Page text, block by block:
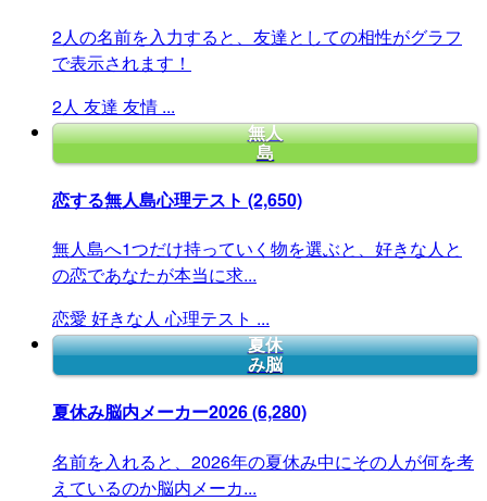
2人の名前を入力すると、友達としての相性がグラフ
で表示されます！
2人 友達 友情 ...
無人
島
恋する無人島心理テスト (2,650)
無人島へ1つだけ持っていく物を選ぶと、好きな人と
の恋であなたが本当に求...
恋愛 好きな人 心理テスト ...
夏休
み脳
夏休み脳内メーカー2026(6,280)
名前を入れると、2026年の夏休み中にその人が何を考
えているのか脳内メーカ...